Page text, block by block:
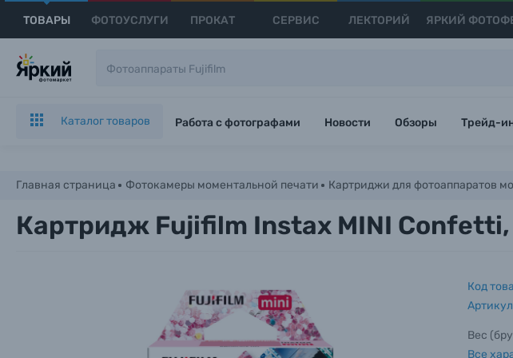
ТОВАРЫ ФОТОУСЛУГИ ПРОКАТ СЕРВИС ЛЕКТОРИЙ ЯРКИЙ
Каталог товаров Работа с фотографами Новости Обзоры Трейд-
Главная страница Фотокамеры моментальной печати Картриджи для фотоаппаратов
Картридж Fujifilm Instax MINI Confetti,
Код
Вес
Все